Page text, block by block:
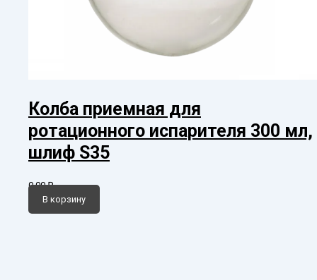
Колба приемная для
ротационного испарителя 300 мл,
шлиф S35
0,00₽
В корзину